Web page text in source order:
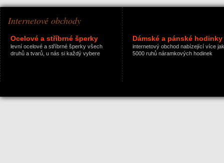
Internetové obchody
Ocelové a stříbrné šperky
levní ocelové a stříbrné šperky všech
druhů a tvarů, u nás si každý vybere
Dámské a pánské hodinky
internetový obchod nabízející více jak
5000 ruhů náramkových hodinek